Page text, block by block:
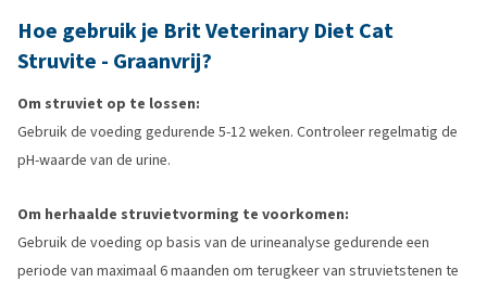
Hoe gebruik je Brit Veterinary Diet Cat
Struvite - Graanvrij?
Om struviet op te lossen:
Gebruik de voeding gedurende 5-12 weken. Controleer regelmatig de
pH-waarde van de urine.
Om herhaalde struvietvorming te voorkomen:
Gebruik de voeding op basis van de urineanalyse gedurende een
periode van maximaal 6 maanden om terugkeer van struvietstenen te